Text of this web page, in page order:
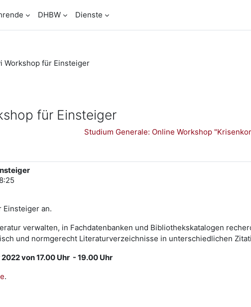
DHBW Dienste
Workshop für Einsteiger
für Einsteiger
Studium Generale: Online Workshop
Einsteiger an.
verwalten, in Fachdatenbanken und Bibliothekskatalogen
und normgerecht Literaturverzeichnisse in unterschiedlichen
von 17.00 Uhr - 19.00 Uhr
.